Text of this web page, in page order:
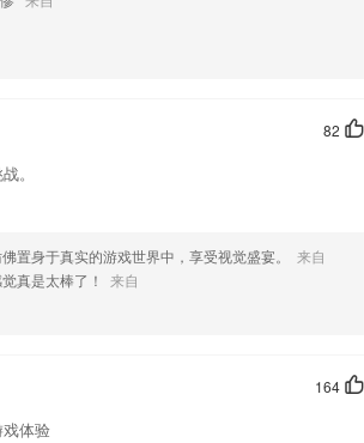
发展特点，以月龄为单位设定不同的连续教养主
、开课时间及班主任联系方式等信息
82
。
置身于真实的游戏世界中，享受视觉盛宴。
来自
真是太棒了！
来自
164
体验